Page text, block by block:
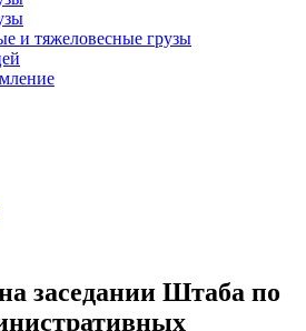
и тяжело­весные грузы
заседании Штаба по